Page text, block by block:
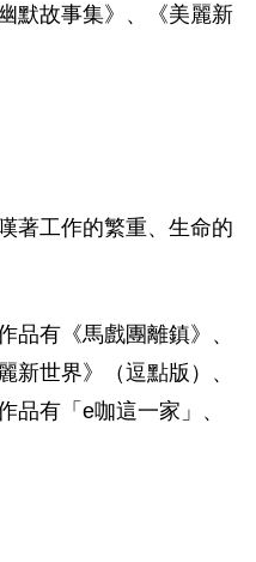
默故事集》、《美麗新
著工作的繁重、生命的
品有《馬戲團離鎮》、
新世界》（逗點版）、
品有「e咖這一家」、